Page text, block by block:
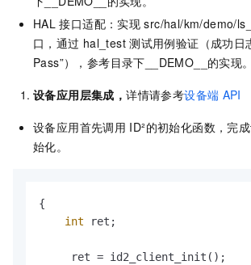
HAL 接口适配：实现 src/hal/km/demo/
口，通过 hal_test 测试用例验证（成功日
Pass”），参考目录下__DEMO__的实现。
设备应用层集成，详情请参考设备端 API
设备应用首先调用 ID²的初始化函数，完
始化。
{
int ret;
     ret = id2_client_init();